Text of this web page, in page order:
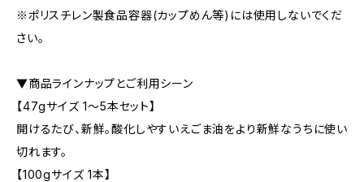
※ポリスチレン製食品容器(カップめん等)には使用しないでくだ
さい。
▼商品ラインナップとご利用シーン
【47gサイズ 1〜5本セット】
開けるたび、新鮮。酸化しやすいえごま油をより新鮮なうちに使い
切れます。
【100gサイズ 1本】